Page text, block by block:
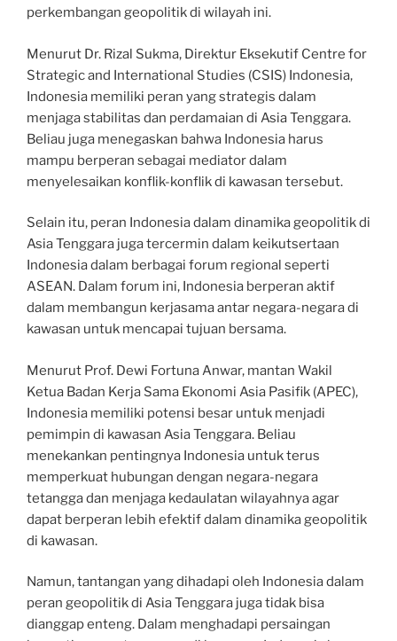
perkembangan geopolitik di wilayah ini.
Menurut Dr. Rizal Sukma, Direktur Eksekutif Centre for
Strategic and International Studies (CSIS) Indonesia,
Indonesia memiliki peran yang strategis dalam
menjaga stabilitas dan perdamaian di Asia Tenggara.
Beliau juga menegaskan bahwa Indonesia harus
mampu berperan sebagai mediator dalam
menyelesaikan konflik-konflik di kawasan tersebut.
Selain itu, peran Indonesia dalam dinamika geopolitik di
Asia Tenggara juga tercermin dalam keikutsertaan
Indonesia dalam berbagai forum regional seperti
ASEAN. Dalam forum ini, Indonesia berperan aktif
dalam membangun kerjasama antar negara-negara di
kawasan untuk mencapai tujuan bersama.
Menurut Prof. Dewi Fortuna Anwar, mantan Wakil
Ketua Badan Kerja Sama Ekonomi Asia Pasifik (APEC),
Indonesia memiliki potensi besar untuk menjadi
pemimpin di kawasan Asia Tenggara. Beliau
menekankan pentingnya Indonesia untuk terus
memperkuat hubungan dengan negara-negara
tetangga dan menjaga kedaulatan wilayahnya agar
dapat berperan lebih efektif dalam dinamika geopolitik
di kawasan.
Namun, tantangan yang dihadapi oleh Indonesia dalam
peran geopolitik di Asia Tenggara juga tidak bisa
dianggap enteng. Dalam menghadapi persaingan